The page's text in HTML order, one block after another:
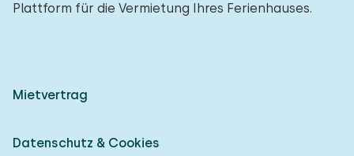
Plattform für die Vermietung Ihres Ferienhauses.
Mietvertrag
Datenschutz & Cookies